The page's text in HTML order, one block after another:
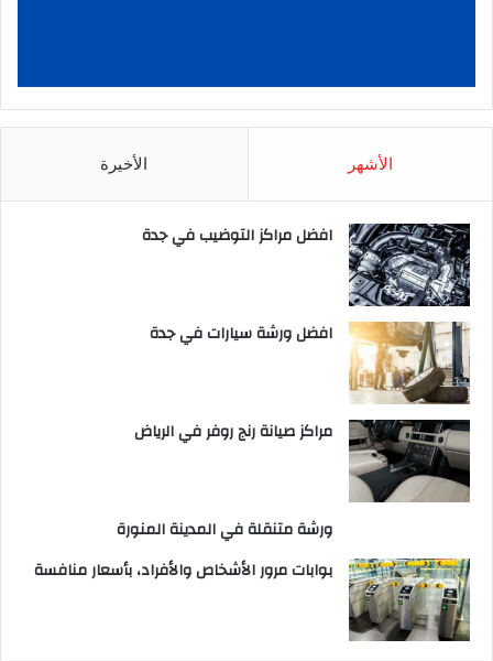
الأشهر الأخيرة
افضل مراكز التوضيب في جدة
افضل ورشة سيارات في جدة
مراكز صيانة رنج روفر في الرياض
ورشة متنقلة في المدينة المنورة
بوابات مرور الأشخاص والأفراد، بأسعار منافسة